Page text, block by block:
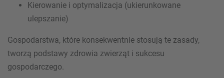
Kierowanie i optymalizacja (ukierunkowane
ulepszanie)
Gospodarstwa, które konsekwentnie stosują te zasady,
tworzą podstawy zdrowia zwierząt i sukcesu
gospodarczego.